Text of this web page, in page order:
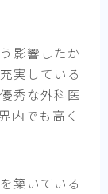
影響したか
実している
秀な外科医
内でも高く
築いている